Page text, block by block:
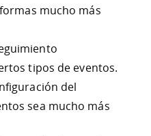
mucho más
tipos de eventos.
del
sea mucho más